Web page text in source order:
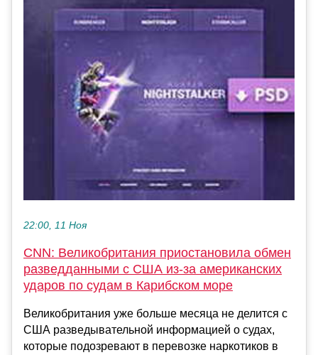
22:00, 11 Ноя
CNN: Великобритания приостановила обмен
разведданными с США из-за американских
ударов по судам в Карибском море
Великобритания уже больше месяца не делится с
США разведывательной информацией о судах,
которые подозревают в перевозке наркотиков в